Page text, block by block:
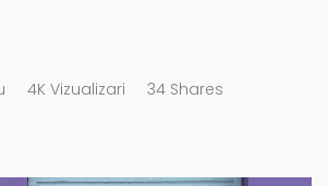
4K Vizualizari 34 Shares